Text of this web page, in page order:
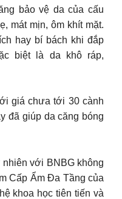
bảo vệ da của cấu
mát mịn, ôm khít mặt.
hay bí bách khi đắp
biệt là da khô ráp,
giá chưa tới 30 cành
đã giúp da căng bóng
với BNBG không
Cấp Ẩm Đa Tầng của
khoa học tiên tiến và